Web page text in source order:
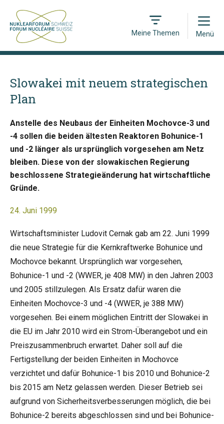
Meine Themen
Open
Menü
Slowakei mit neuem strategischen
Plan
Anstelle des Neubaus der Einheiten Mochovce-3 und
-4 sollen die beiden ältesten Reaktoren Bohunice-1
und -2 länger als ursprünglich vorgesehen am Netz
bleiben. Diese von der slowakischen Regierung
beschlossene Strategieänderung hat wirtschaftliche
Gründe.
24. Juni 1999
Wirtschaftsminister Ludovit Cernak gab am 22. Juni 1999
die neue Strategie für die Kernkraftwerke Bohunice und
Mochovce bekannt. Ursprünglich war vorgesehen,
Bohunice-1 und -2 (WWER, je 408 MW) in den Jahren 2003
und 2005 stillzulegen. Als Ersatz dafür waren die
Einheiten Mochovce-3 und -4 (WWER, je 388 MW)
vorgesehen. Bei einem möglichen Eintritt der Slowakei in
die EU im Jahr 2010 wird ein Strom-Überangebot und ein
Preiszusammenbruch erwartet. Daher soll auf die
Fertigstellung der beiden Einheiten in Mochovce
verzichtet und dafür Bohunice-1 bis 2010 und Bohunice-2
bis 2015 am Netz gelassen werden. Dieser Betrieb sei
aufgrund von Sicherheitsverbesserungen möglich, die bei
Bohunice-2 bereits abgeschlossen sind und bei Bohunice-